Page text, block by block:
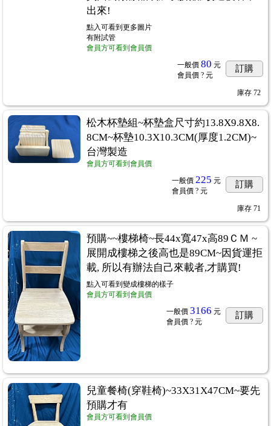
用紙棉紙...285
棉紙 ...166
出來!
點入可看到更多圖片
有附試管
會員方可看到會員價
一般價 80 元
會員價 ? 元
訂購
庫存 72
松木杯墊組~杯墊盒尺寸約13.8X9.8X8.
8CM~杯墊10.3X10.3CM(厚度1.2CM)~
台灣製造
會員方可看到會員價
一般價 225 元
會員價 ? 元
訂購
庫存 71
預購~~樓梯椅~長44x寬47x高89ＣＭ ~
展開成樓梯之後高也是89CM~因貨運拒
載, 所以有辦法自己來載者,才購買!
點入可看到變成樓梯的樣子
會員方可看到會員價
一般價 3166 元
會員價 ? 元
訂購
兒童餐椅(穿鞋椅)~33X31X47CM~要先
預購才有
會員方可看到會員價